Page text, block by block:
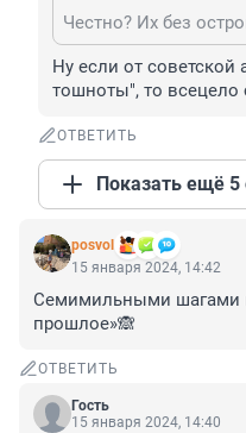
Ну если от
тошноты", то всецело
ОТВЕТИТЬ
Показать ещё 5
posvol
15 января 2024, 14:42
Семимильными шагами
прошлое»🙈
ОТВЕТИТЬ
Гость
15 января 2024, 14:40